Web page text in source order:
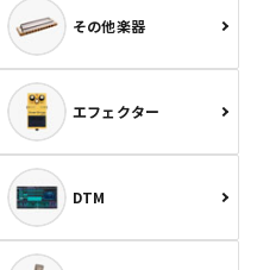
その他楽器
エフェクター
DTM